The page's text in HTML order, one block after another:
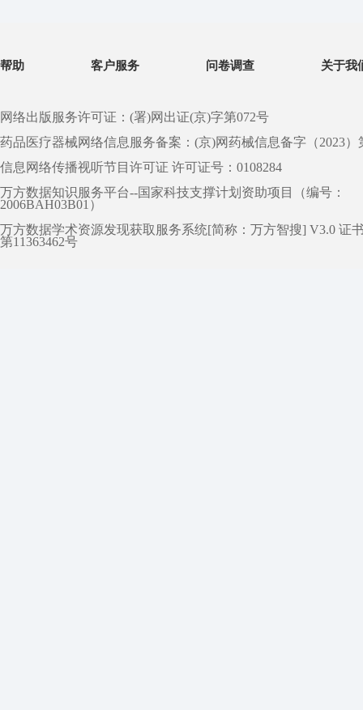
帮助 客户服务 问卷调查 关于我
网络出版服务许可证：(署)网出证(京)字第072号
药品医疗器械网络信息服务备案：(京)网药械信息备字（2023）
信息网络传播视听节目许可证 许可证号：0108284
万方数据知识服务平台--国家科技支撑计划资助项目（编号：
2006BAH03B01）
万方数据学术资源发现获取服务系统[简称：万方智搜] V3.0 证
第11363462号